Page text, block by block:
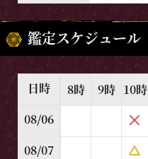
鑑定スケジュール
日時
08/06
08/07
8時 9時 10時